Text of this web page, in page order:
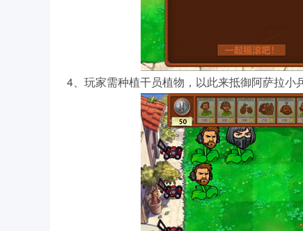
4、玩家需种植干员植物，以此来抵御阿萨拉小